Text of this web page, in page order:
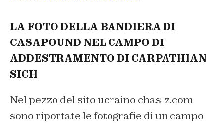
LA FOTO DELLA BANDIERA DI
CASAPOUND NEL CAMPO DI
ADDESTRAMENTO DI CARPATHIAN
SICH
Nel pezzo del sito ucraino chas-z.com
sono riportate le fotografie di un campo